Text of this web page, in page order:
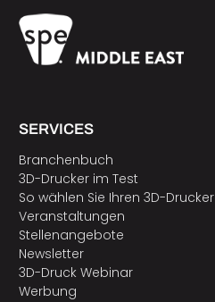
SERVICES
Branchenbuch
3D-Drucker im Test
So wählen Sie Ihren 3D-Drucker
Veranstaltungen
Stellenangebote
Newsletter
3D-Druck Webinar
Werbung